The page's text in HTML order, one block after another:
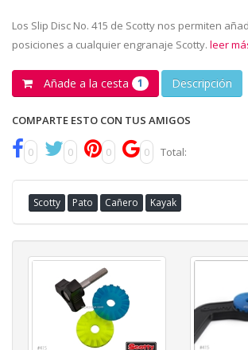
Los Slip Disc No. 415 de Scotty nos permiten
posiciones a cualquier engranaje Scotty. leer
Añade a la cesta 1 Descripción
COMPARTE ESTO CON TUS AMIGOS
0 0 0 0 Total:
Scotty Pato Cañero Kayak